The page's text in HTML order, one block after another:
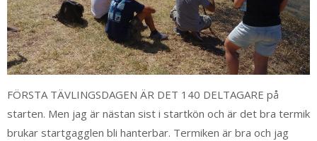
FÖRSTA TÄVLINGSDAGEN ÄR DET 140 DELTAGARE på
starten. Men jag är nästan sist i startkön och är det bra termik
brukar startgagglen bli hanterbar. Termiken är bra och jag